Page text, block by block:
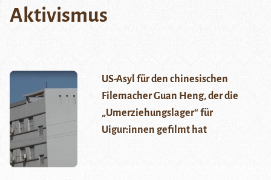
Aktivismus
US-Asyl für den chinesischen
Filemacher Guan Heng, der die
„Umerziehungslager“ für
Uigur:innen gefilmt hat